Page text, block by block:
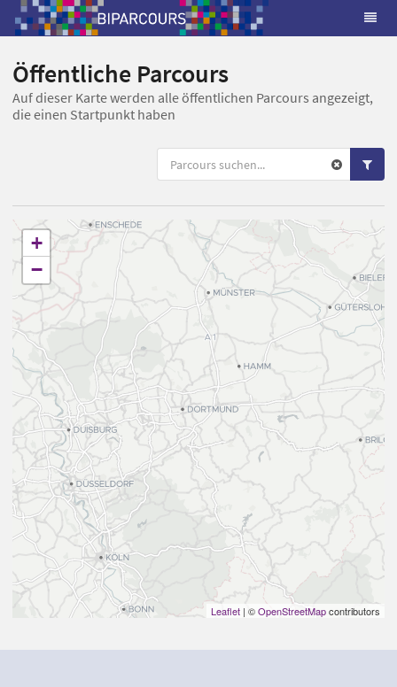
Öffentliche Parcours
Auf dieser Karte werden alle öffentlichen Parcours angezeigt,
die einen Startpunkt haben
+
−
Leaflet | ©OpenStreetMapcontributors